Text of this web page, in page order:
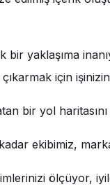
bir yaklaşıma
için
bir yol
ekibimiz,
ölçüyor,